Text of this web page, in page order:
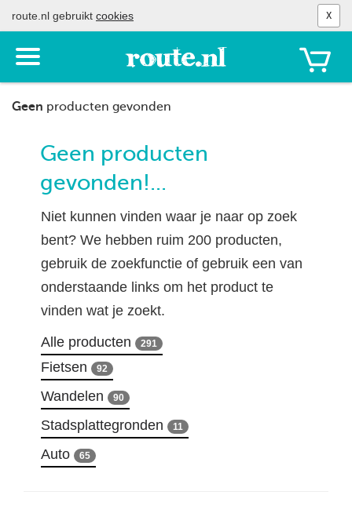
route.nl gebruikt cookies X
Toon
het
menu
Geen producten gevonden
Geen producten
gevonden!...
Niet kunnen vinden waar je naar op zoek
bent? We hebben ruim 200 producten,
gebruik de zoekfunctie of gebruik een van
onderstaande links om het product te
vinden wat je zoekt.
Alle producten 291
Fietsen 92
Wandelen 90
Stadsplattegronden 11
Auto 65